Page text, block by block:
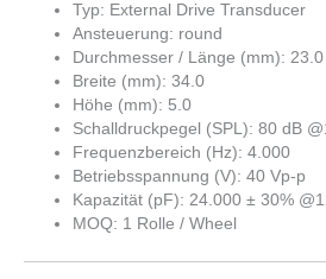
Typ: External Drive Transducer
Ansteuerung: round
Durchmesser / Länge (mm): 23.0
Breite (mm): 34.0
Höhe (mm): 5.0
Schalldruckpegel (SPL): 80 dB
Frequenzbereich (Hz): 4.000
Betriebsspannung (V): 40 Vp-p
Kapazität (pF): 24.000 ± 30%
MOQ: 1 Rolle / Wheel